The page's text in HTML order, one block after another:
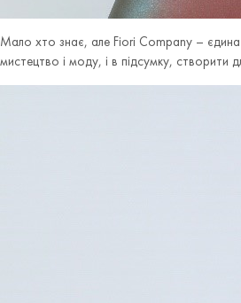
Мало хто знає, але Fiori Company – єдина
мистецтво і моду, і в підсумку, створити